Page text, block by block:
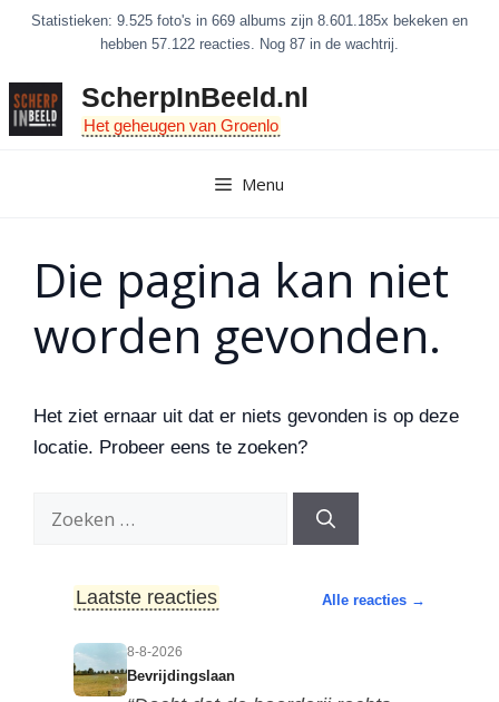
inhoud
Statistieken: 9.525 foto's in 669 albums zijn 8.601.185x bekeken en
hebben 57.122 reacties. Nog 87 in de wachtrij.
ScherpInBeeld.nl
Het geheugen van Groenlo
Menu
Die pagina kan niet
worden gevonden.
Het ziet ernaar uit dat er niets gevonden is op deze
locatie. Probeer eens te zoeken?
Laatste reacties Alle reacties →
8-8-2026
Bevrijdingslaan